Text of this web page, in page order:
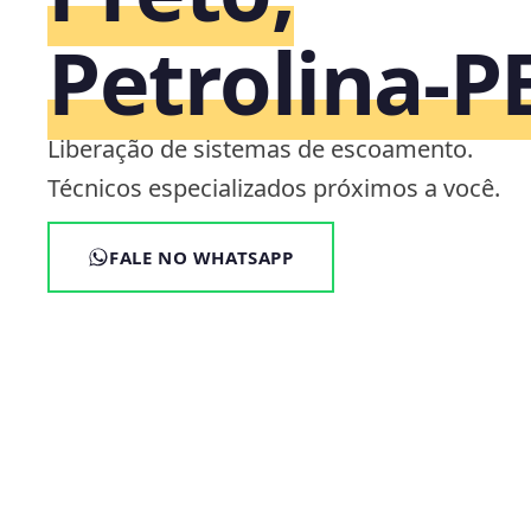
Liberação de sistemas de escoamento.
Técnicos especializados próximos a você.
FALE NO WHATSAPP